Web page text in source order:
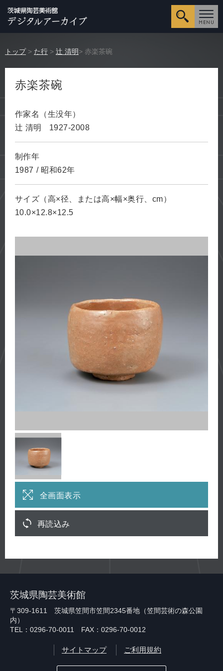
詳細検
トップ > た行 > 辻 清明 > 赤楽茶碗
赤楽茶碗
作家名（生没年）
辻 清明
1927-2008
制作年
1987 / 昭和62年
サイズ（高×径、または高×幅×奥行、cm）
10.0×12.8×12.5
全画面表示
再読込み
茨城県陶芸美術館
〒309-1611 茨城県笠間市笠間2345番地（笠間芸術の森公園
内）
TEL：0296-70-0011 FAX：0296-70-0012
サイトマップ ご利用規約